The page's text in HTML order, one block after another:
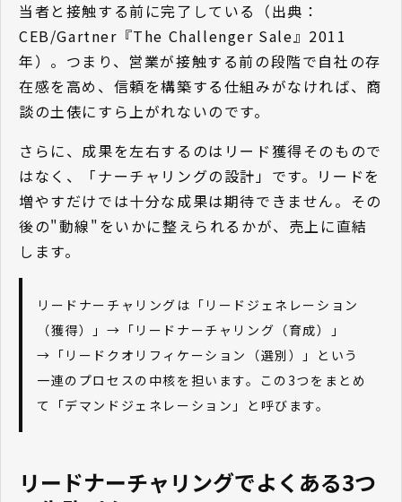
当者と接触する前に完了している（出典：
CEB/Gartner『The Challenger Sale』2011
年）。つまり、営業が接触する前の段階で自社の存
在感を高め、信頼を構築する仕組みがなければ、商
談の土俵にすら上がれないのです。
さらに、成果を左右するのはリード獲得そのもので
はなく、「ナーチャリングの設計」です。リードを
増やすだけでは十分な成果は期待できません。その
後の"動線"をいかに整えられるかが、売上に直結
します。
リードナーチャリングは「リードジェネレーション
（獲得）」→「リードナーチャリング（育成）」
→「リードクオリフィケーション（選別）」という
一連のプロセスの中核を担います。この3つをまとめ
て「デマンドジェネレーション」と呼びます。
リードナーチャリングでよくある3つ